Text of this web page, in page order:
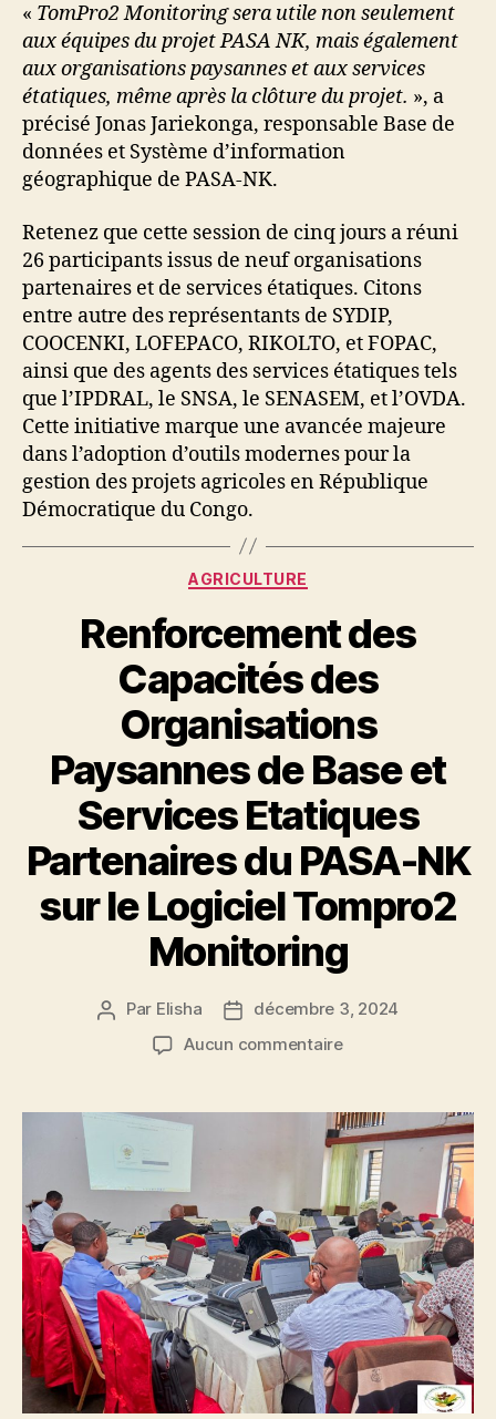
« TomPro2 Monitoring sera utile non seulement
aux équipes du projet PASA NK, mais également
aux organisations paysannes et aux services
étatiques, même après la clôture du projet. », a
précisé Jonas Jariekonga, responsable Base de
données et Système d’information
géographique de PASA-NK.
Retenez que cette session de cinq jours a réuni
26 participants issus de neuf organisations
partenaires et de services étatiques. Citons
entre autre des représentants de SYDIP,
COOCENKI, LOFEPACO, RIKOLTO, et FOPAC,
ainsi que des agents des services étatiques tels
que l’IPDRAL, le SNSA, le SENASEM, et l’OVDA.
Cette initiative marque une avancée majeure
dans l’adoption d’outils modernes pour la
gestion des projets agricoles en République
Démocratique du Congo.
AGRICULTURE
Renforcement des
Capacités des
Organisations
Paysannes de Base et
Services Etatiques
Partenaires du PASA-NK
sur le Logiciel Tompro2
Monitoring
Par Elisha
décembre 3, 2024
Aucun commentaire